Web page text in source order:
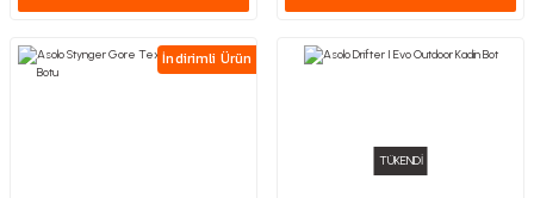
İndirimli Ürün
TÜKENDİ